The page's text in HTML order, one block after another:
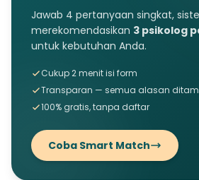
Jawab 4 pertanyaan singkat,
merekomendasikan 3 psikolog
untuk kebutuhan Anda.
Cukup 2 menit isi form
Transparan — semua alasan
100% gratis, tanpa daftar
Coba Smart Match